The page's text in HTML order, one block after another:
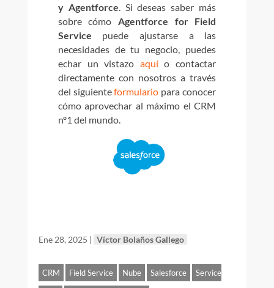
y Agentforce. Si deseas saber más
sobre cómo Agentforce for Field
Service puede ajustarse a las
necesidades de tu negocio, puedes
echar un vistazo aquío contactar
directamente con nosotros a través
del siguienteformulario para conocer
cómo aprovechar al máximo el CRM
nº1 del mundo.
Ene 28, 2025 | Víctor Bolaños Gallego
CRM Field Service Nube Salesforce Service